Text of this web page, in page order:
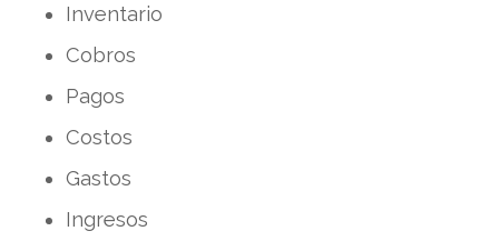
Inventario
Cobros
Pagos
Costos
Gastos
Ingresos